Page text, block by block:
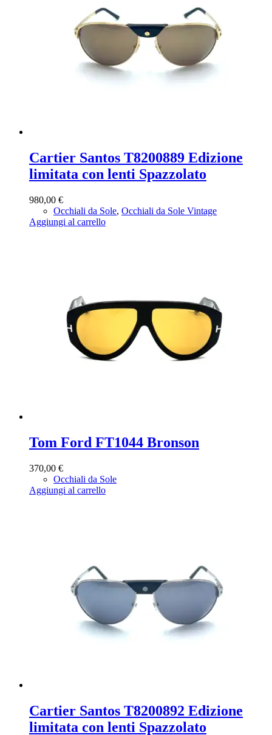
Cartier Santos T8200889 Edizione
limitata con lenti Spazzolato
980,00 €
Occhiali da Sole, Occhiali da Sole Vintage
Aggiungi al carrello
Tom Ford FT1044 Bronson
370,00 €
Occhiali da Sole
Aggiungi al carrello
Cartier Santos T8200892 Edizione
limitata con lenti Spazzolato